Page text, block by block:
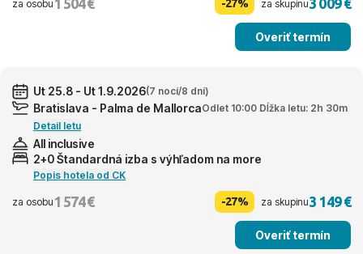
za osobu -27% za skupinu
Overiť termín
Ut 25.8 - Ut 1.9.2026(7 nocí/8 dní)
Bratislava - Palma de MallorcaOdlet 10:00 Dĺžka letu: 2h 30m
Detail letu
All inclusive
2+0 Štandardná izba s výhľadom na more
Popis hotela od CK
za osobu 1 574 € -27% za skupinu3 149 €
Overiť termín